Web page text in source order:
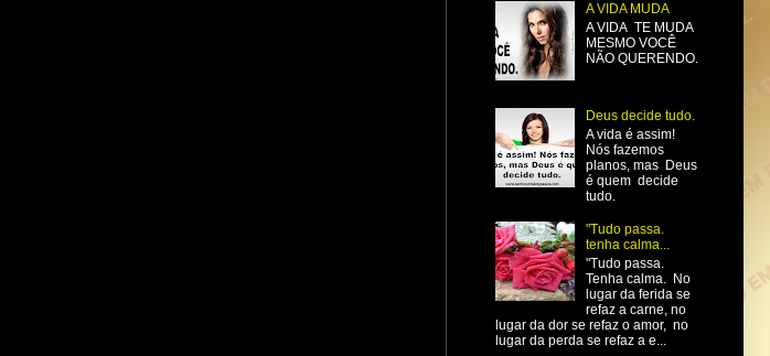
A VIDA MUDA
A VIDA TE MUDA
MESMO VOCÊ
NÃO QUERENDO.
Deus decide tudo.
A vida é assim!
Nós fazemos
planos, mas Deus
é quem decide
tudo.
"Tudo passa.
tenha calma...
"Tudo passa.
Tenha calma. No
lugar da ferida se
refaz a carne, no
lugar da dor se refaz o amor, no
lugar da perda se refaz a e...